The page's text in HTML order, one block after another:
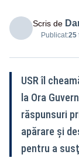
Scris de
Publicat:25
USR îl
la Ora
răspunsuri
apărare şi
pentru a